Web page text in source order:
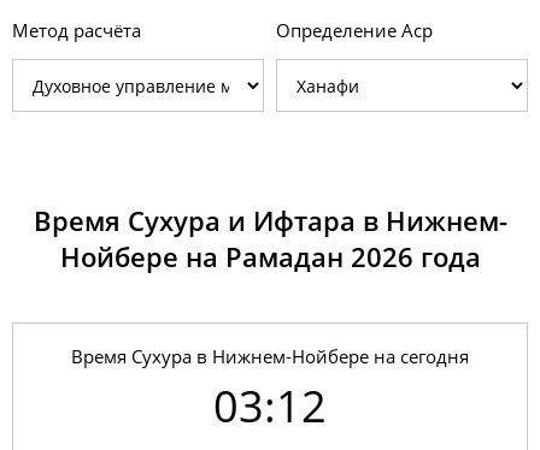
Метод расчёта Определение Аср
Время Сухура и Ифтара в Нижнем-
Нойбере на Рамадан 2026 годa
Время Сухура в Нижнем-Нойбере на сегодня
03:12